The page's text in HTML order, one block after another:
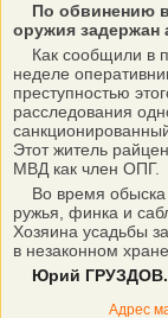
По обвинению в
оружия задержан
Как сообщили в
неделе
преступностью
расследования
Этот житель
МВД как член ОПГ.
Во время обыска
ружья, финка и
Хозяина усадьбы
в незаконном
Юрий ГРУЗДОВ.
Адрес